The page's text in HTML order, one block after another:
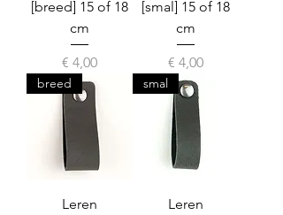
[breed] 15 of 18
cm
Prijs
€ 4,00
[smal] 15 of 18
cm
Prijs
€ 4,00
breed
Leren
smal
Leren